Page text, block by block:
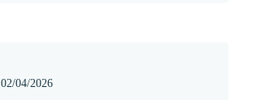
02/04/2026